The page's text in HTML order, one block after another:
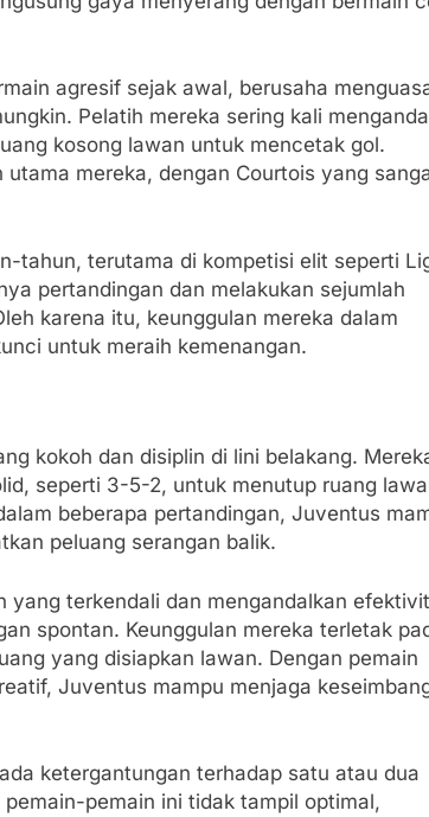
agresif sejak awal, berusaha
Pelatih mereka sering kali
kosong lawan untuk mencetak gol.
mereka, dengan Courtois yang
tahun, terutama di kompetisi elit seperti
pertandingan dan melakukan sejumlah
karena itu, keunggulan mereka dalam
untuk meraih kemenangan.
kokoh dan disiplin di lini belakang.
seperti 3-5-2, untuk menutup ruang
beberapa pertandingan, Juventus
peluang serangan balik.
terkendali dan mengandalkan
spontan. Keunggulan mereka terletak
yang disiapkan lawan. Dengan pemain
Juventus mampu menjaga
ketergantungan terhadap satu atau dua
pemain ini tidak tampil optimal,